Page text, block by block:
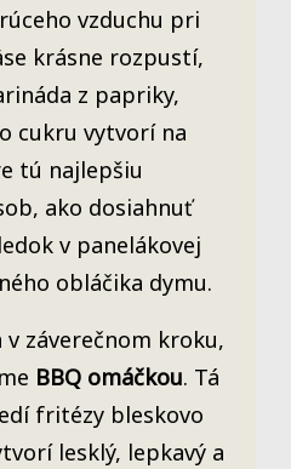
vzduchu pri
krásne rozpustí,
z papriky,
cukru vytvorí na
tú najlepšiu
ako dosiahnuť
v panelákovej
obláčika dymu.
v záverečnom kroku,
BBQ omáčkou. Tá
fritézy bleskovo
lesklý, lepkavý a